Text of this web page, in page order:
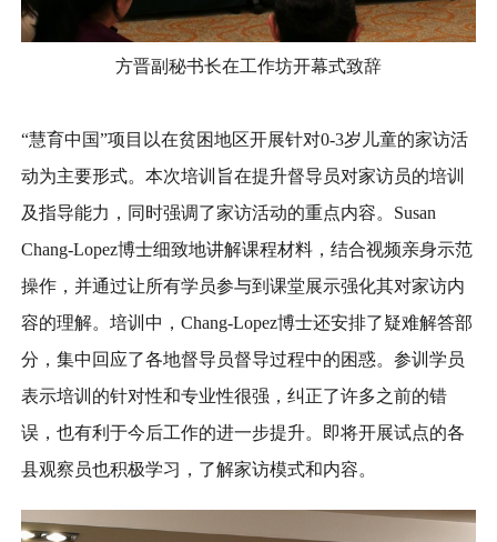
方晋副秘书长在工作坊开幕式致辞
“慧育中国”项目以在贫困地区开展针对0-3岁儿童的家访活
动为主要形式。本次培训旨在提升督导员对家访员的培训
及指导能力，同时强调了家访活动的重点内容。Susan
Chang-Lopez博士细致地讲解课程材料，结合视频亲身示范
操作，并通过让所有学员参与到课堂展示强化其对家访内
容的理解。培训中，Chang-Lopez博士还安排了疑难解答部
分，集中回应了各地督导员督导过程中的困惑。参训学员
表示培训的针对性和专业性很强，纠正了许多之前的错
误，也有利于今后工作的进一步提升。即将开展试点的各
县观察员也积极学习，了解家访模式和内容。